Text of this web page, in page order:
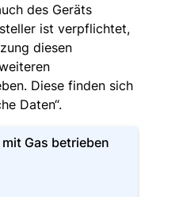
des Geräts
ist verpflichtet,
diesen
Diese finden sich
Daten“.
Gas betrieben